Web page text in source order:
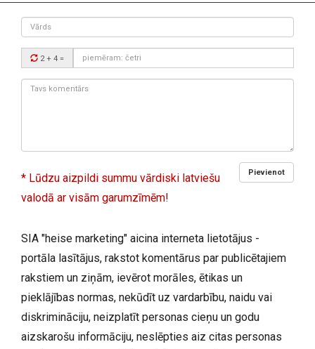
Vārds
Drošības
kods:
2 + 4 =
Tavs
Pievienot
* Lūdzu aizpildi summu vārdiski latviešu
valodā ar visām garumzīmēm!
SIA "heise marketing" aicina interneta lietotājus -
portāla lasītājus, rakstot komentārus par publicētajiem
rakstiem un ziņām, ievērot morāles, ētikas un
pieklājības normas, nekūdīt uz vardarbību, naidu vai
diskrimināciju, neizplatīt personas cieņu un godu
aizskarošu informāciju, neslēpties aiz citas personas